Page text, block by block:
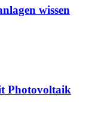
wissen
Photovoltaik